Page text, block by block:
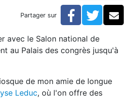
Salon national de l'habitation 2023
Partager sur Facebook
avec le Salon national de
au Palais des congrès jusqu'à
de mon amie de longue
Leduc, où l'on offre des